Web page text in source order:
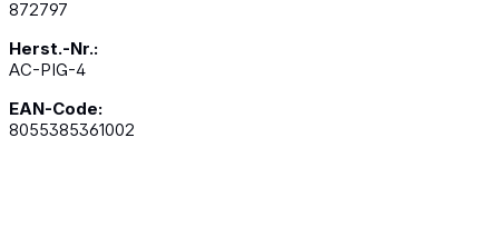
872797
Herst.-Nr.:
AC-PIG-4
EAN-Code:
8055385361002